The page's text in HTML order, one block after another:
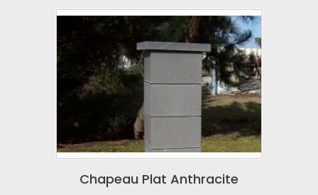
Chapeau Plat Anthracite